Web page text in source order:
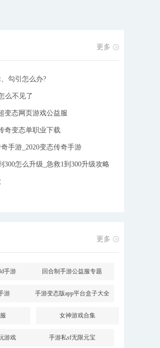
更多
勾引怎么办?
么不见了
变态网页游戏公益服
奇变态单职业下载
手游_2020变态传奇手游
300怎么升级_急救1到300升级攻略
更多
手游 回合制手游公益服专题
游 手游变态版app平台盒子大全
女神游戏合集
游戏 手游私sf无限元宝